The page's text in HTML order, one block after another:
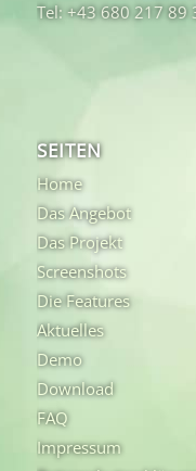
Tel: +43 680 217 89
SEITEN
Home
Das Angebot
Das Projekt
Screenshots
Die Features
Aktuelles
Demo
Download
FAQ
Impressum